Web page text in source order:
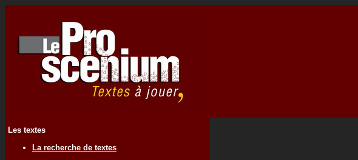
Les textes
La recherche de textes